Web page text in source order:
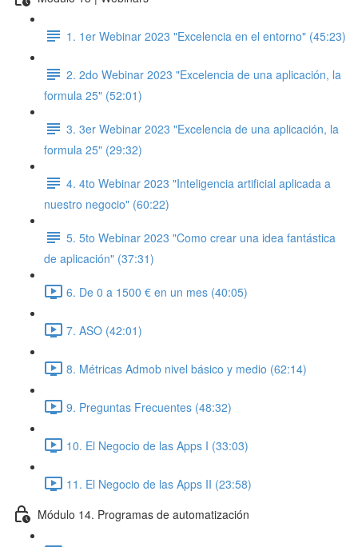
1. 1er Webinar 2023 "Excelencia en el entorno" (45:23)
2. 2do Webinar 2023 "Excelencia de una aplicación, la
formula 25" (52:01)
3. 3er Webinar 2023 "Excelencia de una aplicación, la
formula 25" (29:32)
4. 4to Webinar 2023 "Inteligencia artificial aplicada a
nuestro negocio" (60:22)
5. 5to Webinar 2023 "Como crear una idea fantástica
de aplicación" (37:31)
6. De 0 a 1500 € en un mes (40:05)
7. ASO (42:01)
8. Métricas Admob nivel básico y medio (62:14)
9. Preguntas Frecuentes (48:32)
10. El Negocio de las Apps I (33:03)
11. El Negocio de las Apps II (23:58)
Módulo 14. Programas de automatización